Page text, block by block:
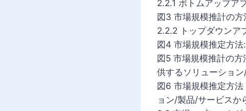
2.2.1 ボトムアップア
図3 市場規模推計の
2.2.2 トップダウンア
図4 市場規模推定方
図5 市場規模推計の
供するソリューショ
図6 市場規模推定方
ョン/製品/サービスか